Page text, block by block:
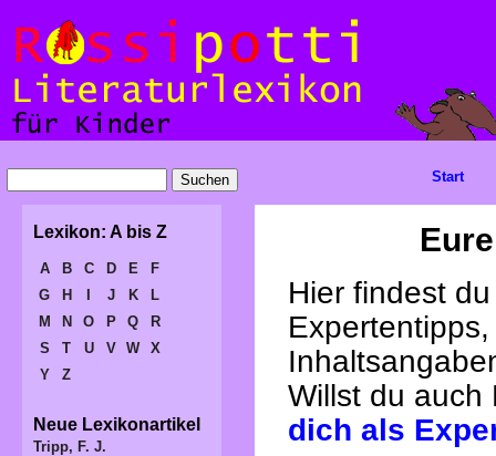
Hier findest
Willst du
dich als
Start
Lexikon: A bis Z
A B C D E
F
G
H J K
L
M
N O P Q
R
S
T U V W
X
Y
Z
Neue Lexikonartikel
Tripp, F. J.